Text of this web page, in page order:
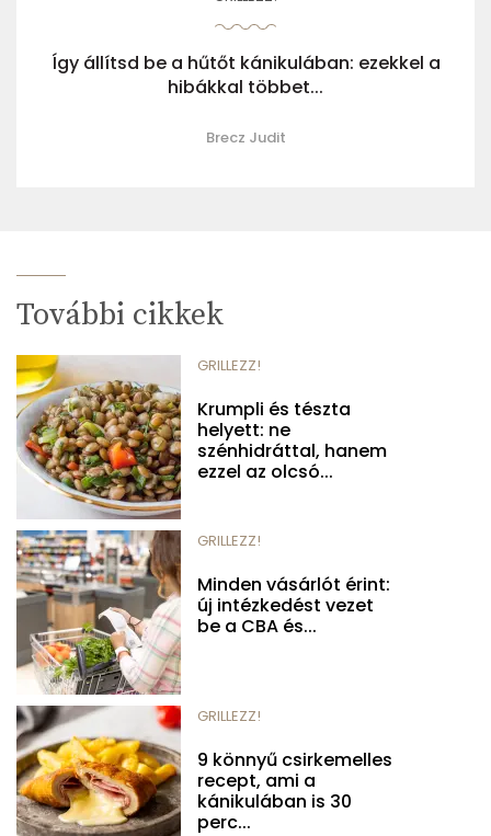
Így állítsd be a hűtőt kánikulában: ezekkel a
hibákkal többet...
Brecz Judit
További cikkek
GRILLEZZ!
Krumpli és tészta
helyett: ne
szénhidráttal, hanem
ezzel az olcsó...
GRILLEZZ!
Minden vásárlót érint:
új intézkedést vezet
be a CBA és...
GRILLEZZ!
9 könnyű csirkemelles
recept, ami a
kánikulában is 30
perc...